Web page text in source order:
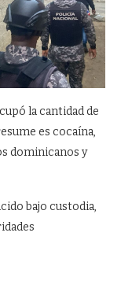
la cantidad de
es cocaína,
dominicanos y
bajo custodia,